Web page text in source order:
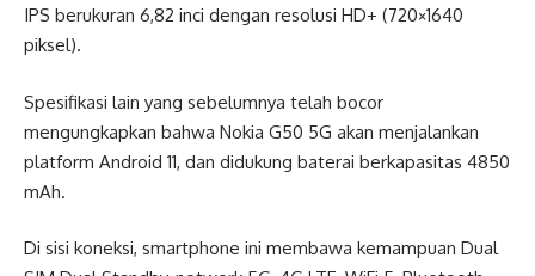
IPS berukuran 6,82 inci dengan resolusi HD+ (720×1640
piksel).
Spesifikasi lain yang sebelumnya telah bocor
mengungkapkan bahwa Nokia G50 5G akan menjalankan
platform Android 11, dan didukung baterai berkapasitas 4850
mAh.
Di sisi koneksi, smartphone ini membawa kemampuan Dual